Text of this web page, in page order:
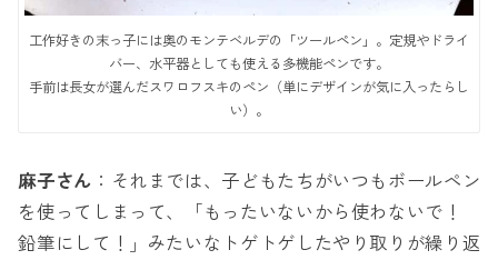
工作好きの末っ子には奥のモンテベルデの「ツールペン」。定規やドライ
バー、水平器としても使える多機能ペンです。
手前は長女が選んだスワロフスキのペン（単にデザインが気に入ったらし
い）。
麻子さん ：それまでは、子どもたちがいつもボールペン
を使ってしまって、「もったいないから使わないで！
鉛筆にして！」みたいなトゲトゲしたやり取りが繰り返